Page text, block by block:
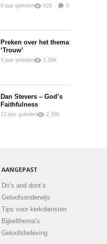
8 jaar geleden 929
0
Preken over het thema
‘Trouw’
9 jaar geleden
3.39K
Dan Stevers – God’s
Faithfulness
12 jaar geleden
2.39K
AANGEPAST
Do’s and dont’s
Geloofsonderwijs
Tips voor kerkdiensten
Bijbelthema’s
Geloofsbeleving